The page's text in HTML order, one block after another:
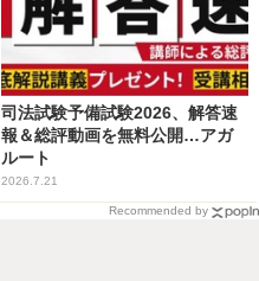
司法試験予備試験2026、解答速
報＆総評動画を無料公開…アガ
ルート
2026.7.21
Recommended by